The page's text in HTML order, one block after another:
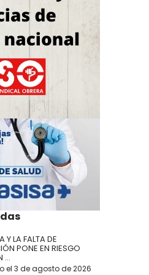
Y LA FALTA DE
PONE EN RIESGO
...
el 3 de agosto de 2026